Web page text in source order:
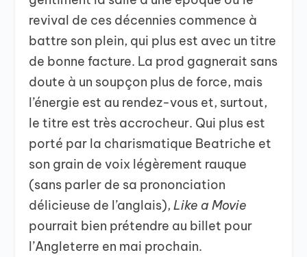
revival de ces décennies commence à
battre son plein, qui plus est avec un titre
de bonne facture. La prod gagnerait sans
doute à un soupçon plus de force, mais
l’énergie est au rendez-vous et, surtout,
le titre est très accrocheur. Qui plus est
porté par la charismatique Beatriche et
son grain de voix légèrement rauque
(sans parler de sa prononciation
délicieuse de l’anglais),Like a Movie
pourrait bien prétendre au billet pour
l’Angleterre en mai prochain.